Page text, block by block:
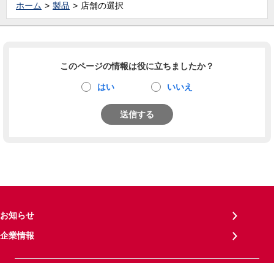
ホーム 製品 店舗の選択
このページの情報は役に立ちましたか？
はい いいえ
送信する
お知らせ
企業情報